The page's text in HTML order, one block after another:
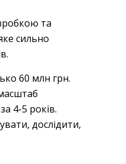
та
сильно
60 млн грн.
4-5 років.
дослідити,